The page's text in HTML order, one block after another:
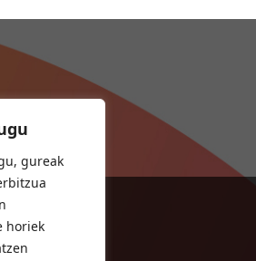
gureak
horiek